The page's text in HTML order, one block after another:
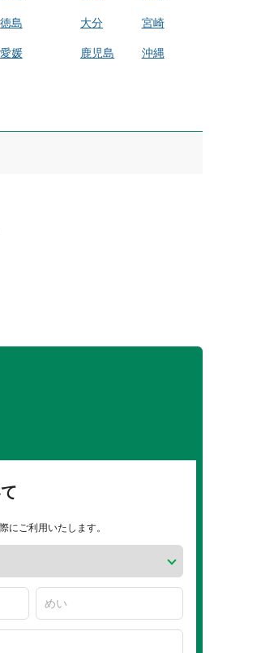
徳島
愛媛
大分 宮崎
鹿児島 沖縄
にご利用いたします。